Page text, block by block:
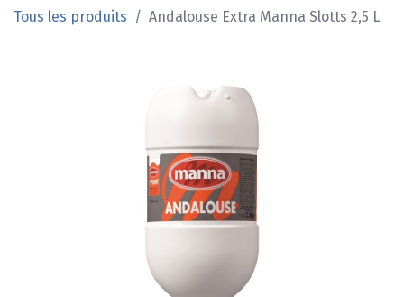
Tous les produits Andalouse Extra Manna Slotts 2,5 L